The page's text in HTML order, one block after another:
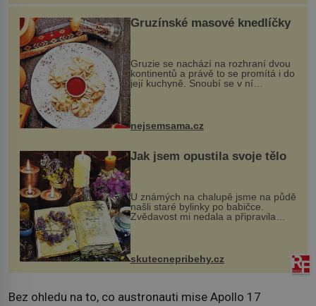
Gruzínské masové knedlíčky
Gruzie se nachází na rozhraní dvou
kontinentů a právě to se promítá i do
její kuchyně. Snoubí se v ní
evropské a asijské chutě a díky tomu
vznikají rozmanité a chuťově bohaté
pokrmy, které rozhodně st...
nejsemsama.cz
Jak jsem opustila svoje tělo
U známých na chalupě jsme na půdě
našli staré bylinky po babičce.
Zvědavost mi nedala a připravila
jsem si z nich lektvar… Zimní pobyt
na chalupě se pro mě vlastní vinou
změnil v děsivý zážitek, na kt...
skutecnepribehy.cz
Bez ohledu na to, co austronauti mise Apollo 17